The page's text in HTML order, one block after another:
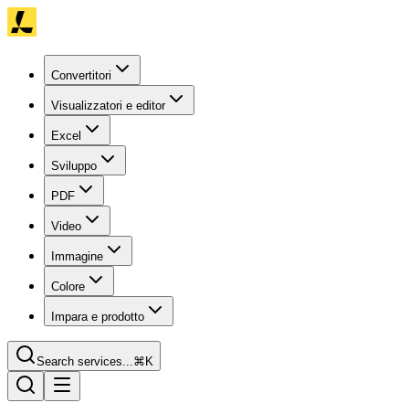
Convertitori
Visualizzatori e editor
Excel
Sviluppo
PDF
Video
Immagine
Colore
Impara e prodotto
Search services...⌘K